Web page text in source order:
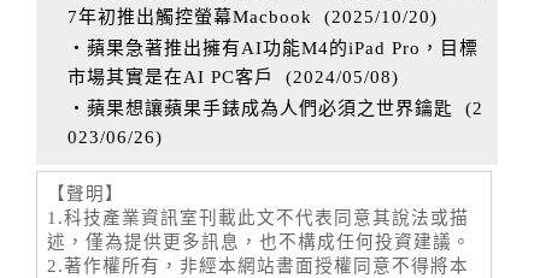
7年初推出觸控螢幕Macbook
(2025/10/20)
‧蘋果急著推出擁有AI功能M4的iPad Pro，目標
市場其實是在AI PC客戶
(2024/05/08)
‧蘋果想讓蘋果手錶成為人們必須之世界鑰匙
(2
023/06/26)
【聲明】
1.科技產業資訊室刊載此文不代表同意其說法或描
述，僅為提供更多訊息，也不構成任何投資建議。
2.著作權所有，非經本網站書面授權同意不得將本